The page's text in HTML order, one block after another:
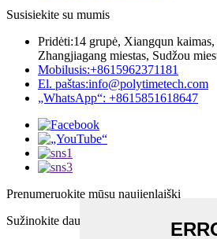
Susisiekite su mumis
Pridėti:14 grupė, Xiangqun
Zhangjiagang miestas, Sudžou
Mobilusis:+8615962371181
El. paštas:info@polytimetech.com
„WhatsApp“: +8615851618647
Prenumeruokite mūsų naujienlaiškį
Sužinokite daugiau apie tai, ką norite